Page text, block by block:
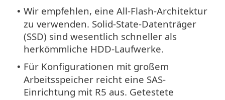
• Wir empfehlen, eine All-Flash-Architektur
zu verwenden. Solid-State-Datenträger
(SSD) sind wesentlich schneller als
herkömmliche HDD-Laufwerke.
• Für Konfigurationen mit großem
Arbeitsspeicher reicht eine SAS-
Einrichtung mit R5 aus. Getestete